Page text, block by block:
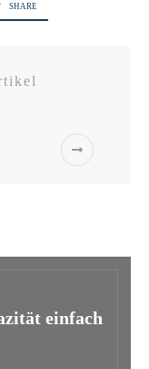
SHARE
einfach